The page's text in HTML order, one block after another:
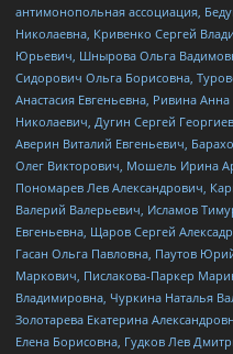
антимонопольная ассоциация,
Николаевна, Кривенко Сергей
Юрьевич, Шнырова Ольга
Сидорович Ольга Борисовна,
Анастасия Евгеньевна, Ривина
Николаевич, Дугин Сергей
Аверин Виталий Евгеньевич,
Олег Викторович, Мошель Ирина
Пономарев Лев Александрович,
Валерий Валерьевич, Исламов
Евгеньевна, Щаров Сергей
Гасан Ольга Павловна, Паутов
Маркович, Пислакова-Паркер
Владимировна, Чуркина Наталья
Золотарева Екатерина
Елена Борисовна, Гудков Лев